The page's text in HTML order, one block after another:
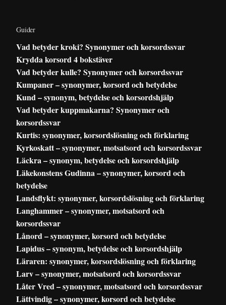
Guider
Vad betyder kroki? Synonymer och korsordssvar
Krydda korsord 4 bokstäver
Vad betyder kulle? Synonymer och korsordssvar
Kumpaner – synonymer, korsord och betydelse
Kund – synonym, betydelse och korsordshjälp
Vad betyder kuppmakarna? Synonymer och
korsordssvar
Kurtis: synonymer, korsordslösning och förklaring
Kyrkoskatt – synonymer, motsatsord och korsordssvar
Läckra – synonym, betydelse och korsordshjälp
Läkekonstens Gudinna – synonymer, korsord och
betydelse
Landsflykt: synonymer, korsordslösning och förklaring
Langhammer – synonymer, motsatsord och
korsordssvar
Lånord – synonymer, korsord och betydelse
Lapidus – synonym, betydelse och korsordshjälp
Läraren: synonymer, korsordslösning och förklaring
Larv – synonymer, motsatsord och korsordssvar
Låter Vred – synonymer, motsatsord och korsordssvar
Lättvindig – synonymer, korsord och betydelse